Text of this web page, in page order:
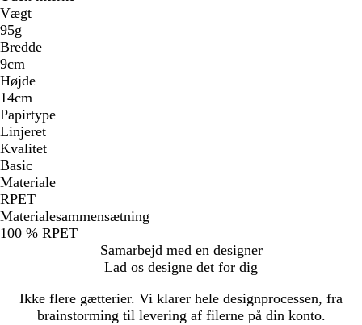
Vægt
95g
Bredde
9cm
Højde
14cm
Papirtype
Linjeret
Kvalitet
Basic
Materiale
RPET
Materialesammensætning
100 % RPET
Samarbejd med en designer
Lad os designe det for dig
Ikke flere gætterier. Vi klarer hele designprocessen, fra
brainstorming til levering af filerne på din konto.